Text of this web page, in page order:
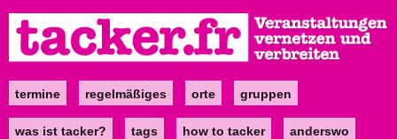
zum
Inhalt
Maintermine regelmäßiges orte gruppen
was ist tacker? tags how to tacker anderswo